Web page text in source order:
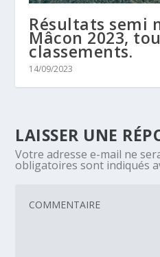
Résultats semi
Mâcon 2023,
classements.
14/09/2023
LAISSER UNE
Votre adresse e-mail ne
obligatoires sont indiqués